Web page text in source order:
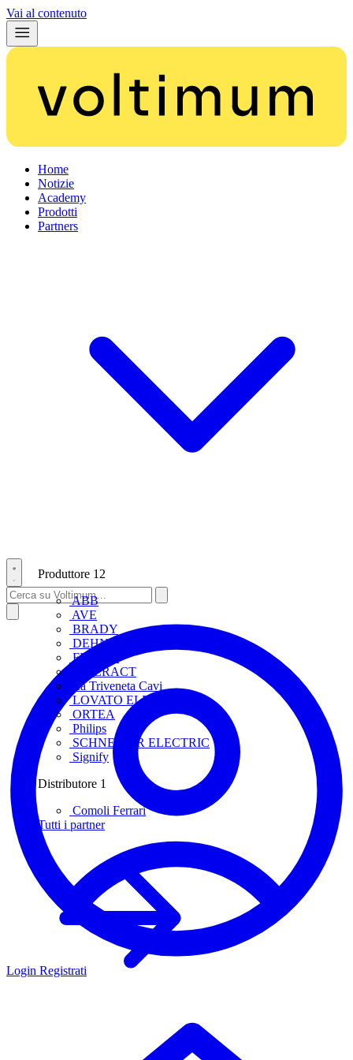
Vai al contenuto
Home
Notizie
Academy
Prodotti
Partners
Produttore 12
ABB
AVE
BRADY
DEHN
FINDER
INTERACT
La Triveneta Cavi
LOVATO ELECTRIC
ORTEA
Philips
SCHNEIDER ELECTRIC
Signify
Distributore 1
Comoli Ferrari
Tutti i partner
Login Registrati